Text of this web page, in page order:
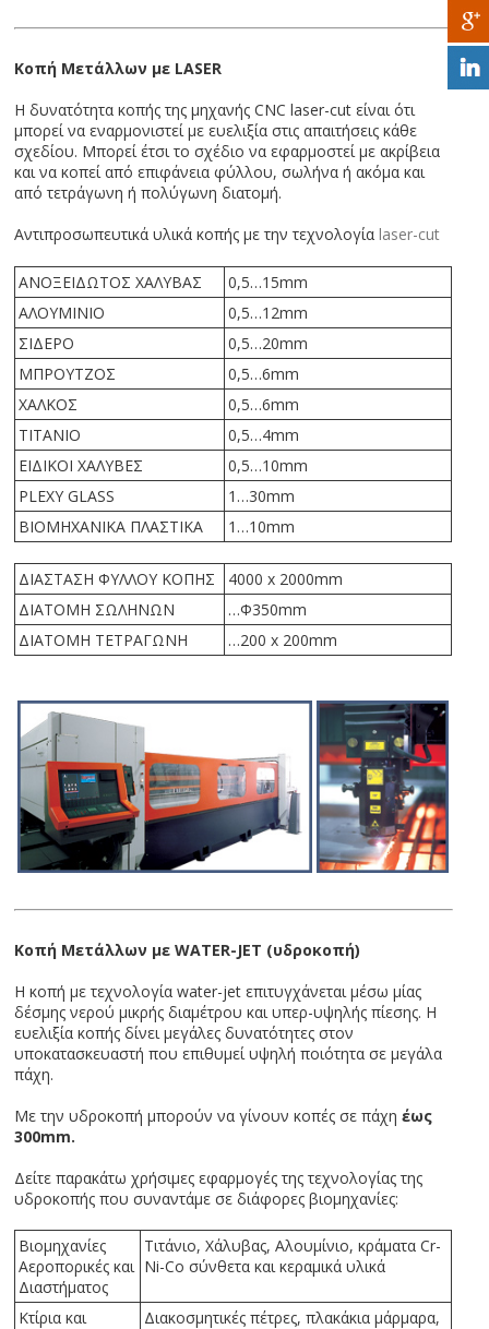
Κοπή Μετάλλων με LASER
Η δυνατότητα κοπής της μηχανής CNC laser-cut είναι ότι
μπορεί να εναρμονιστεί με ευελιξία στις απαιτήσεις κάθε
σχεδίου. Μπορεί έτσι το σχέδιο να εφαρμοστεί με ακρίβεια
και να κοπεί από επιφάνεια φύλλου, σωλήνα ή ακόμα και
από τετράγωνη ή πολύγωνη διατομή.
Αντιπροσωπευτικά υλικά κοπής με την τεχνολογίαlaser-cut
ΑΝΟΞΕΙΔΩΤΟΣ ΧΑΛΥΒΑΣ
0,5…15mm
ΑΛΟΥΜΙΝΙΟ
0,5…12mm
ΣΙΔΕΡΟ
0,5…20mm
ΜΠΡΟΥΤΖΟΣ
0,5…6mm
ΧΑΛΚΟΣ
0,5…6mm
ΤΙΤΑΝΙΟ
0,5…4mm
ΕΙΔΙΚΟΙ ΧΑΛΥΒΕΣ
0,5…10mm
PLEXY GLASS
1…30mm
ΒΙΟΜΗΧΑΝΙΚΑ ΠΛΑΣΤΙΚΑ
1…10mm
ΔΙΑΣΤΑΣΗ ΦΥΛΛΟΥ ΚΟΠΗΣ
4000 x 2000mm
ΔΙΑΤΟΜΗ ΣΩΛΗΝΩΝ
…Φ350mm
ΔΙΑΤΟΜΗ ΤΕΤΡΑΓΩΝΗ
…200 x 200mm
Κοπή Μετάλλων με WATER-JET (υδροκοπή)
Η κοπή με τεχνολογία water-jet επιτυγχάνεται μέσω μίας
δέσμης νερού μικρής διαμέτρου και υπερ-υψηλής πίεσης. Η
ευελιξία κοπής δίνει μεγάλες δυνατότητες στον
υποκατασκευαστή που επιθυμεί υψηλή ποιότητα σε μεγάλα
πάχη.
Με την υδροκοπή μπορούν να γίνουν κοπές σε πάχηέως
300mm.
Δείτε παρακάτω χρήσιμες εφαρμογές της τεχνολογίας της
υδροκοπής που συναντάμε σε διάφορες βιομηχανίες:
Βιομηχανίες
Αεροπορικές και
Διαστήματος
Τιτάνιο, Χάλυβας, Αλουμίνιο, κράματα Cr-
Ni-Co σύνθετα και κεραμικά υλικά
Κτίρια και
Διακοσμητικές πέτρες, πλακάκια μάρμαρα,